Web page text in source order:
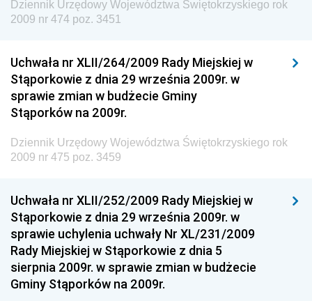
Kolejowego
Technologii
Dziennik Urzędowy Ministra Inwestycji i Rozwoju
Dziennik Urzędowy Naczelnego Dyrektora Archiwów
Państwowych
Dziennik Urzędowy Ministra Finansów, Inwestycji i
Rozwoju
Dziennik Urzędowy Ministra Sportu
Dziennik Urzędowy Ministra Funduszy i Polityki
Regionalnej
Dziennik Urzędowy Ministra Aktywów Państwowych
Dziennik Urzędowy Ministra Zdrowia
Dziennik Urzędowy Województwa Świętokrzyskiego rok
2009 nr 474 poz. 3451
Uchwała nr XLII/264/2009 Rady Miejskiej w
Stąporkowie z dnia 29 września 2009r. w
sprawie zmian w budżecie Gminy
Stąporków na 2009r.
Dziennik Urzędowy Województwa Świętokrzyskiego rok
2009 nr 475 poz. 3459
Uchwała nr XLII/252/2009 Rady Miejskiej w
Stąporkowie z dnia 29 września 2009r. w
sprawie uchylenia uchwały Nr XL/231/2009
Rady Miejskiej w Stąporkowie z dnia 5
sierpnia 2009r. w sprawie zmian w budżecie
Gminy Stąporków na 2009r.